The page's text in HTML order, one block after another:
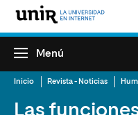
Menú
Inicio Revista - Noticias
Las